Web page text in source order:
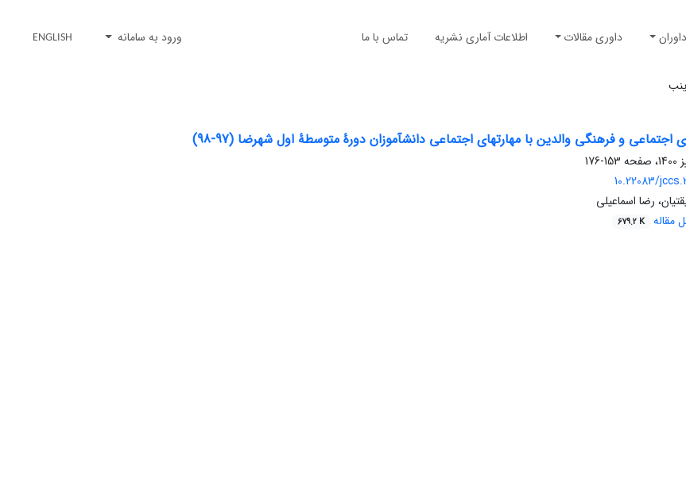
داوران داوری مقالات اطلاعات آماری نشریه تماس با ما ورود به سامانه ENGLISH
اجتماعی و فرهنگی والدین با مهارتهای اجتماعی دانشآموزان دورۀ متوسطۀ اول شهرضا (97-98)
153-176
10.22083/
رضا اسماعیلی
مقاله 679.2 K